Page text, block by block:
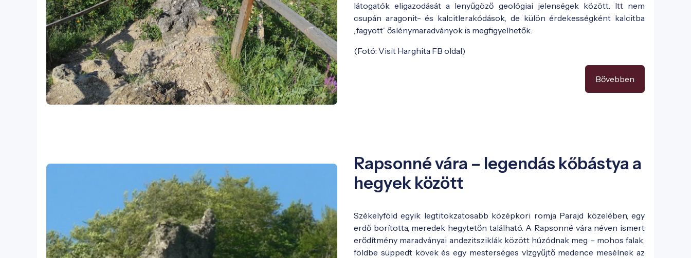
látogatók eligazodását a lenyűgöző geológiai jelenségek között. Itt nem
csupán aragonit- és kalcitlerakódások, de külön érdekességként kalcitba
„fagyott” őslénymaradványok is megfigyelhetők.
(Fotó: Visit Harghita FB oldal)
Bővebben
Rapsonné vára – legendás kőbástya a
hegyek között
Székelyföld egyik legtitokzatosabb középkori romja Parajd közelében, egy
erdő borította, meredek hegytetőn található. A Rapsonné vára néven ismert
erődítmény maradványai andezitsziklák között húzódnak meg – mohos falak,
földbe süppedt kövek és egy mesterséges vízgyűjtő medence mesélnek az